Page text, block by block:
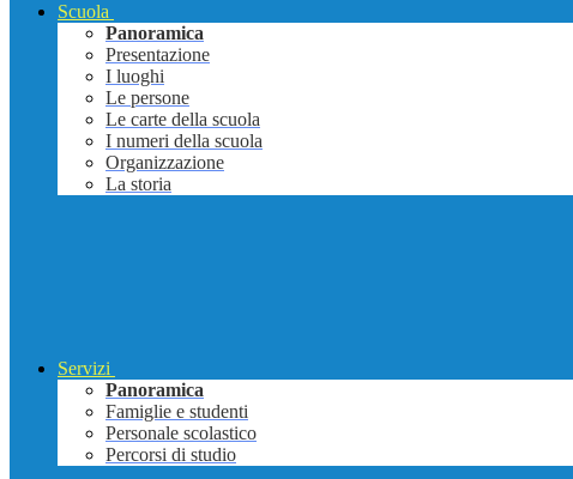
Scuola
Panoramica
Presentazione
I luoghi
Le persone
Le carte della scuola
I numeri della scuola
Organizzazione
La storia
Servizi
Panoramica
Famiglie e studenti
Personale scolastico
Percorsi di studio